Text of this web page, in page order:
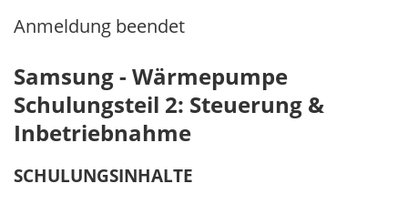
Anmeldung beendet
Samsung - Wärmepumpe
Schulungsteil 2: Steuerung &
Inbetriebnahme
SCHULUNGSINHALTE